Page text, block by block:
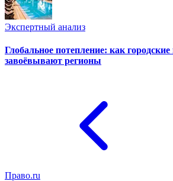
Экспертный анализ
Глобальное потепление: как
завоёвывают регионы
Право.ru